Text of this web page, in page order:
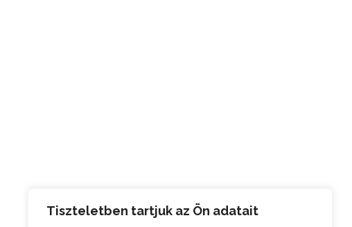
Tiszteletben tartjuk az Ön adatait